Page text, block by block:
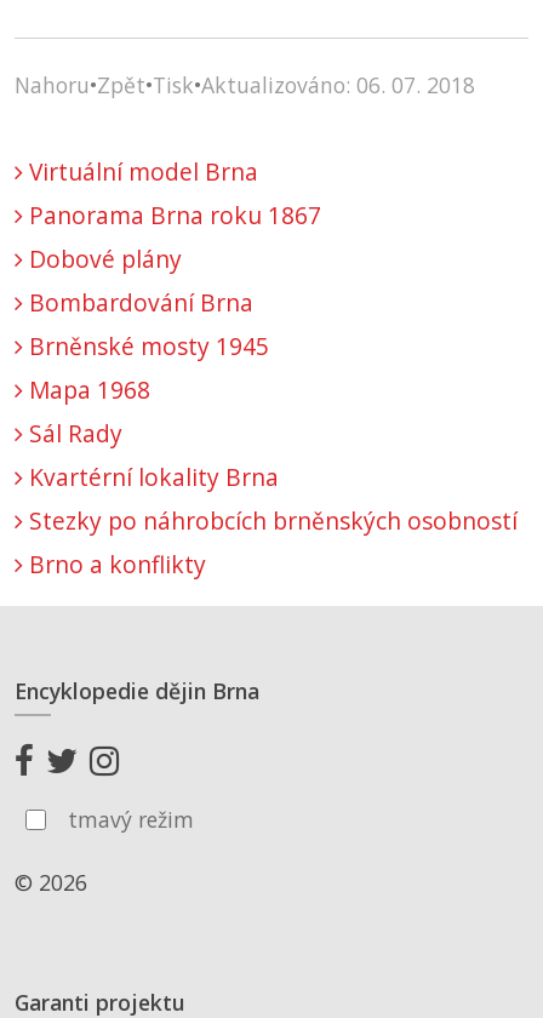
Nahoru•Zpět•Tisk•Aktualizováno: 06. 07. 2018
Virtuální model Brna
Panorama Brna roku 1867
Dobové plány
Bombardování Brna
Brněnské mosty 1945
Mapa 1968
Sál Rady
Kvartérní lokality Brna
Stezky po náhrobcích brněnských osobností
Brno a konflikty
Encyklopedie dějin Brna
tmavý režim
© 2026
Garanti projektu